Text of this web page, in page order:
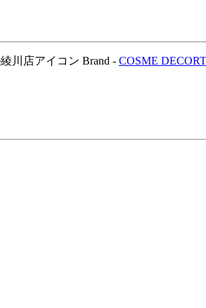
Brand - COSME